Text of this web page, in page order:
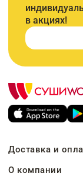
в акциях!
Доставка и
О компании